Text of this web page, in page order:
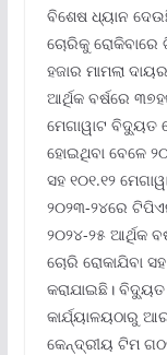
ବିଶେଷ ଧ୍ୟାନ
ଚୋରିକୁ
ହଜାର ମାମଲା
ଆର୍ଥିକ ବର୍ଷରେ
ମେଗାୱାଟ
ହୋଇଥିବା ବେଳେ
ସହ ୧୦୧.୧୨
୨୦୨୩-୨୪ରେ
୨୦୨୪-୨୫ ଆର୍ଥିକ
ଚୋରି ରୋକାଯିବା ସହ
କରାଯାଇଛି।
କାର୍ଯ୍ୟାଳୟଠାରୁ
କେନ୍ଦ୍ରୀୟ ଟିମ